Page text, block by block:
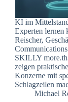
KI im
Experten lernen
Reischer,
SKILLY
zeigen
Konzerne mit
Schlagzeilen
Michael